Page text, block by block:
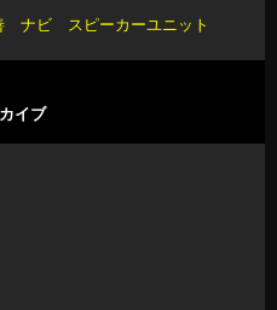
ナビ スピーカーユニット
イブ